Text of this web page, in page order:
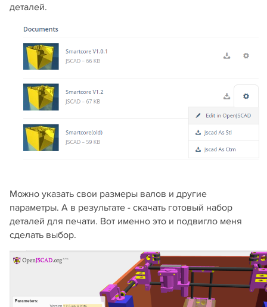
деталей.
Можно указать свои размеры валов и другие
параметры. А в результате - скачать готовый набор
деталей для печати. Вот именно это и подвигло меня
сделать выбор.